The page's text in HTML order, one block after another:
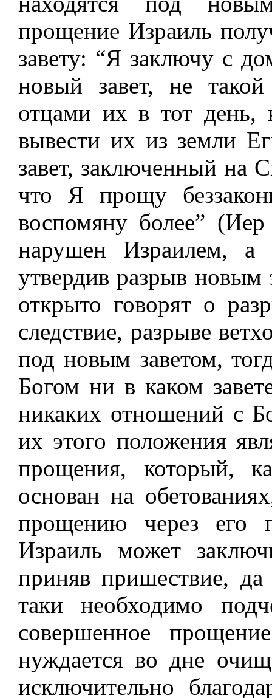
прощение Израиль
завету: “Я заключу с
новый завет, не
отцами их в тот день,
вывести их из земли
завет, заключенный на
что Я прощу
воспомяну более”
нарушен Израилем, а
утвердив разрыв новым
открыто говорят о
следствие, разрыве
под новым заветом,
Богом ни в каком
никаких отношений с
их этого положения
прощения, который,
основан на
прощению через его
Израиль может
приняв пришествие,
таки необходимо
совершенное
нуждается во дне
исключительно